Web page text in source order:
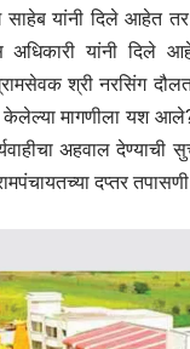
साहेब यांनी दिले आहेत
यांनी दिले
श्री नरसिंग दौलत
केलेल्या मागणीला यश
अहवाल देण्याची
दप्तर तपासणी